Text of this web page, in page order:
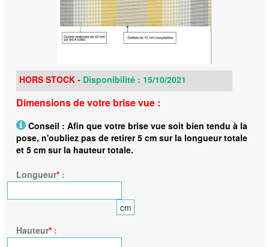
HORS STOCK - Disponibilité : 15/10/2021
Dimensions de votre brise vue :
Conseil : Afin que votre brise vue soit bien tendu à la
pose, n'oubliez pas de retirer 5 cm sur la longueur totale
et 5 cm sur la hauteur totale.
Longueur*:
cm
Hauteur*: